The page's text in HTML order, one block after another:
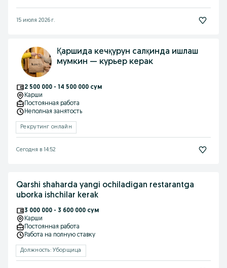
15 июля 2026 г.
Қаршида кечқурун салқинда ишлаш
мумкин — курьер керак
2 500 000 - 14 500 000 сум
Карши
Постоянная работа
Неполная занятость
Рекрутинг онлайн
Сегодня в 14:52
Qarshi shaharda yangi ochiladigan restarantga
uborka ishchilar kerak
3 000 000 - 3 600 000 сум
Карши
Постоянная работа
Работа на полную ставку
Должность: Уборщица